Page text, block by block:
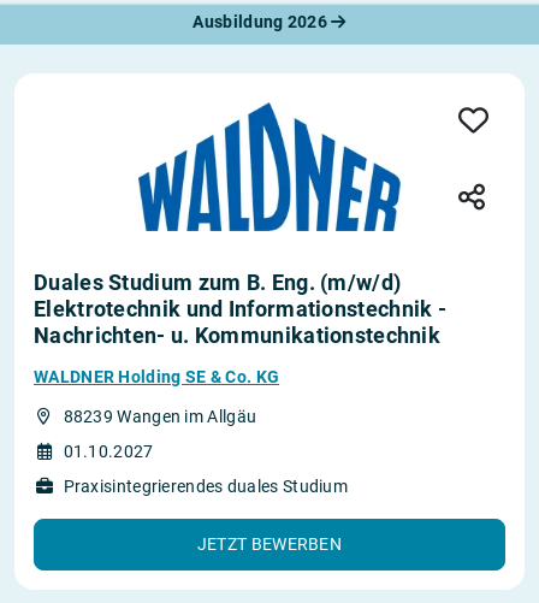
Ausbildung 2026
Duales Studium zum B. Eng. (m/w/d)
Elektrotechnik und Informationstechnik -
Nachrichten- u. Kommunikationstechnik
WALDNER Holding SE & Co. KG
88239 Wangen im Allgäu
01.10.2027
Praxisintegrierendes duales Studium
JETZT BEWERBEN